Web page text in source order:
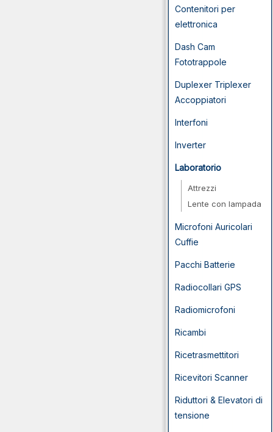
Contenitori per
elettronica
Dash Cam
Fototrappole
Duplexer Triplexer
Accoppiatori
Interfoni
Inverter
Laboratorio
Attrezzi
Lente con lampada
Microfoni Auricolari
Cuffie
Pacchi Batterie
Radiocollari GPS
Radiomicrofoni
Ricambi
Ricetrasmettitori
Ricevitori Scanner
Riduttori & Elevatori di
tensione